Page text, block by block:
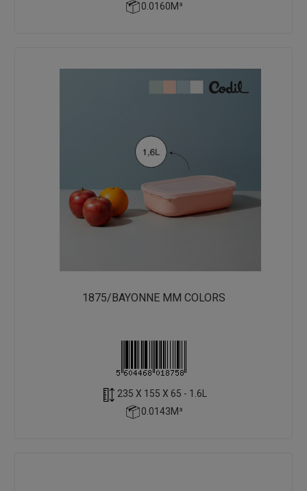
0.0160M³
1875/BAYONNE MM COLORS
235 X 155 X 65 - 1.6L
0.0143M³